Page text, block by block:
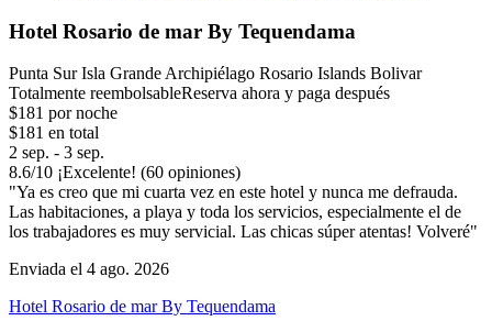
Hotel Rosario de mar By Tequendama
Punta Sur Isla Grande Archipiélago Rosario Islands Bolivar
Totalmente reembolsableReserva ahora y paga después
$181 por noche
$181 en total
2 sep. - 3 sep.
8.6/10 ¡Excelente! (60 opiniones)
"Ya es creo que mi cuarta vez en este hotel y nunca me defrauda.
Las habitaciones, a playa y toda los servicios, especialmente el de
los trabajadores es muy servicial. Las chicas súper atentas! Volveré"
Enviada el 4 ago. 2026
Hotel Rosario de mar By Tequendama